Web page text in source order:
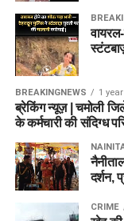
BREAKINGNEWS 1
ब्रेकिंग न्यूज़ | चमोली
के कर्मचारी की संदिग्ध
दर्शन,
CRIME